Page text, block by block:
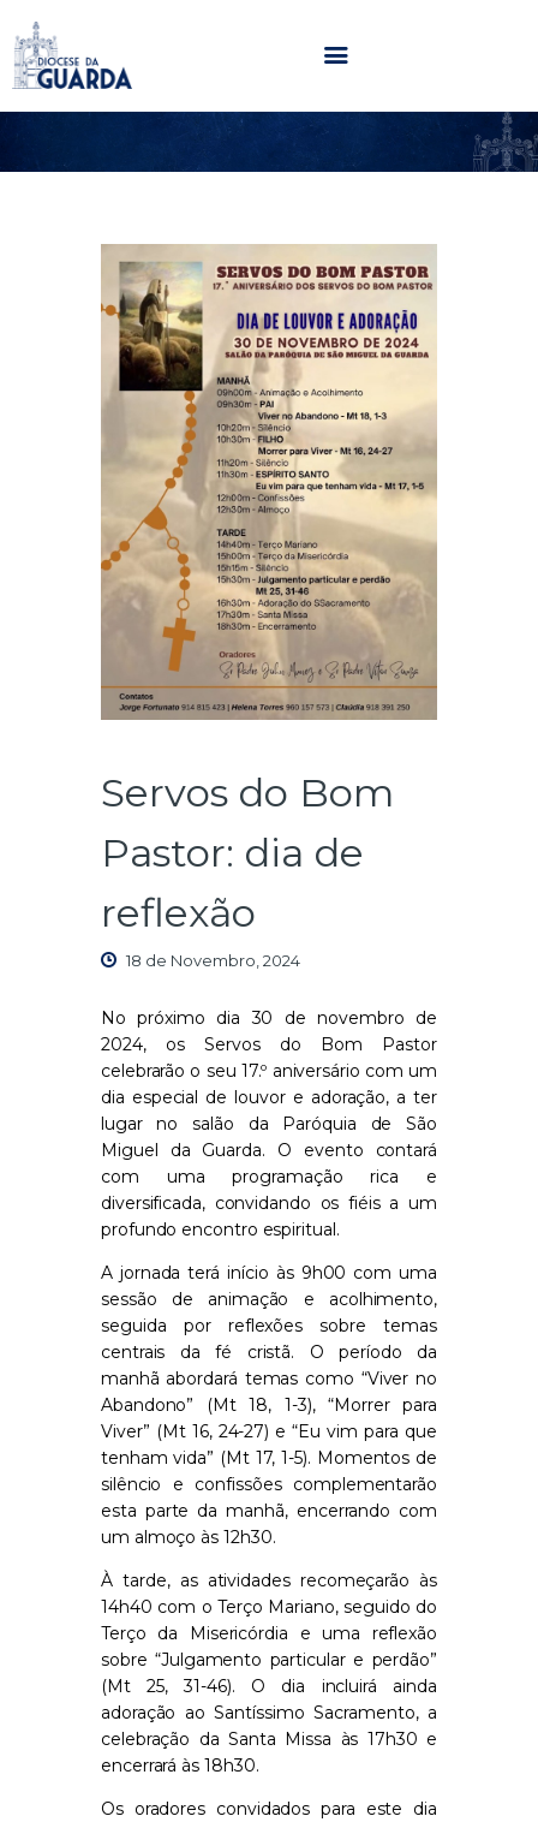
HOME
PARÓQUIAS
NOTÍCIAS
AGENDA
MULTIMÉDIA
SENTIR COM A IGREJA
CONTACTOS
Servos do Bom
Pastor: dia de
reflexão
18 de Novembro, 2024
No próximo dia 30 de novembro de
2024, os Servos do Bom Pastor
celebrarão o seu 17.º aniversário com um
dia especial de louvor e adoração, a ter
lugar no salão da Paróquia de São
Miguel da Guarda. O evento contará
com uma programação rica e
diversificada, convidando os fiéis a um
profundo encontro espiritual.
A jornada terá início às 9h00 com uma
sessão de animação e acolhimento,
seguida por reflexões sobre temas
centrais da fé cristã. O período da
manhã abordará temas como “Viver no
Abandono” (Mt 18, 1-3), “Morrer para
Viver” (Mt 16, 24-27) e “Eu vim para que
tenham vida” (Mt 17, 1-5). Momentos de
silêncio e confissões complementarão
esta parte da manhã, encerrando com
um almoço às 12h30.
À tarde, as atividades recomeçarão às
14h40 com o Terço Mariano, seguido do
Terço da Misericórdia e uma reflexão
sobre “Julgamento particular e perdão”
(Mt 25, 31-46). O dia incluirá ainda
adoração ao Santíssimo Sacramento, a
celebração da Santa Missa às 17h30 e
encerrará às 18h30.
Os oradores convidados para este dia